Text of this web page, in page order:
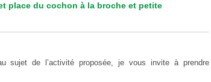
place du cochon à la broche et petite
sujet de l’activité proposée, je vous invite à prendre